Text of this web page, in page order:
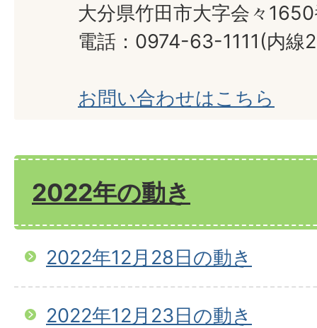
大分県竹田市大字会々
電話：0974-63-1111(内線
お問い合わせはこちら
2022年の動き
2022年12月28日の動き
2022年12月23日の動き